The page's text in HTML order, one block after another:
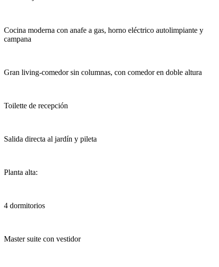
Cocina moderna con anafe a gas, horno eléctrico autolimpiante y
campana
Gran living-comedor sin columnas, con comedor en doble altura
Toilette de recepción
Salida directa al jardín y pileta
Planta alta:
4 dormitorios
Master suite con vestidor